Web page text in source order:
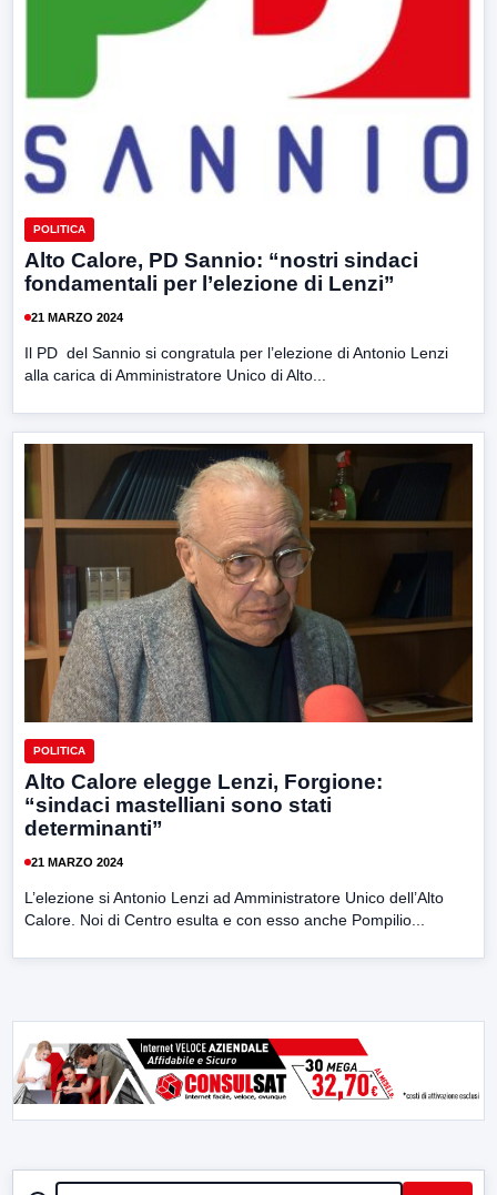
POLITICA
Alto Calore, PD Sannio: “nostri sindaci
fondamentali per l’elezione di Lenzi”
21 MARZO 2024
Il PD del Sannio si congratula per l’elezione di Antonio Lenzi
alla carica di Amministratore Unico di Alto...
POLITICA
Alto Calore elegge Lenzi, Forgione:
“sindaci mastelliani sono stati
determinanti”
21 MARZO 2024
L’elezione si Antonio Lenzi ad Amministratore Unico dell’Alto
Calore. Noi di Centro esulta e con esso anche Pompilio...